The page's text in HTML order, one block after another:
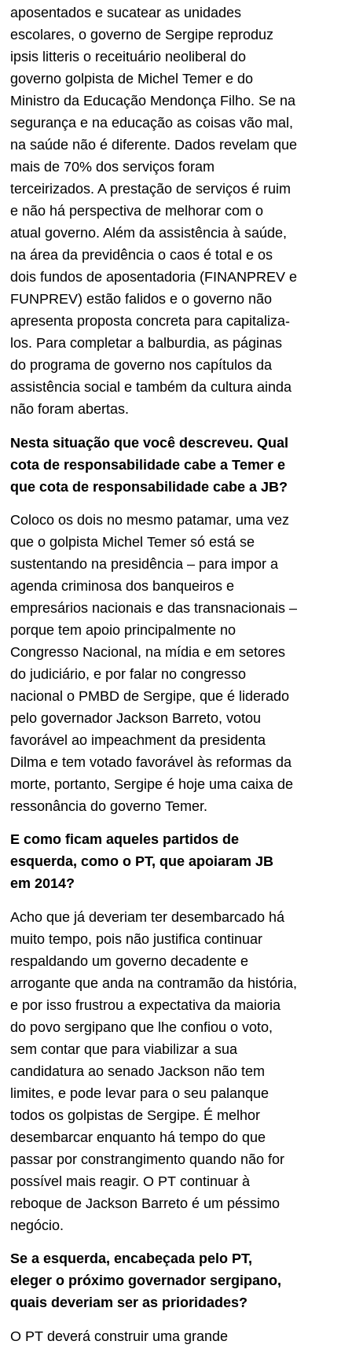
aposentados e sucatear as unidades
escolares, o governo de Sergipe reproduz
ipsis litteris o receituário neoliberal do
governo golpista de Michel Temer e do
Ministro da Educação Mendonça Filho. Se na
segurança e na educação as coisas vão mal,
na saúde não é diferente. Dados revelam que
mais de 70% dos serviços foram
terceirizados. A prestação de serviços é ruim
e não há perspectiva de melhorar com o
atual governo. Além da assistência à saúde,
na área da previdência o caos é total e os
dois fundos de aposentadoria (FINANPREV e
FUNPREV) estão falidos e o governo não
apresenta proposta concreta para capitaliza-
los. Para completar a balburdia, as páginas
do programa de governo nos capítulos da
assistência social e também da cultura ainda
não foram abertas.
Nesta situação que você descreveu. Qual
cota de responsabilidade cabe a Temer e
que cota de responsabilidade cabe a JB?
Coloco os dois no mesmo patamar, uma vez
que o golpista Michel Temer só está se
sustentando na presidência – para impor a
agenda criminosa dos banqueiros e
empresários nacionais e das transnacionais –
porque tem apoio principalmente no
Congresso Nacional, na mídia e em setores
do judiciário, e por falar no congresso
nacional o PMBD de Sergipe, que é liderado
pelo governador Jackson Barreto, votou
favorável ao impeachment da presidenta
Dilma e tem votado favorável às reformas da
morte, portanto, Sergipe é hoje uma caixa de
ressonância do governo Temer.
E como ficam aqueles partidos de
esquerda, como o PT, que apoiaram JB
em 2014?
Acho que já deveriam ter desembarcado há
muito tempo, pois não justifica continuar
respaldando um governo decadente e
arrogante que anda na contramão da história,
e por isso frustrou a expectativa da maioria
do povo sergipano que lhe confiou o voto,
sem contar que para viabilizar a sua
candidatura ao senado Jackson não tem
limites, e pode levar para o seu palanque
todos os golpistas de Sergipe. É melhor
desembarcar enquanto há tempo do que
passar por constrangimento quando não for
possível mais reagir. O PT continuar à
reboque de Jackson Barreto é um péssimo
negócio.
Se a esquerda, encabeçada pelo PT,
eleger o próximo governador sergipano,
quais deveriam ser as prioridades?
O PT deverá construir uma grande